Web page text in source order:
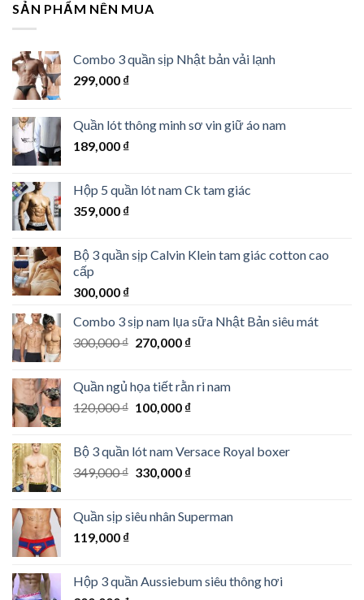
SẢN PHẨM NÊN MUA
Combo 3 quần sịp Nhật bản vải lạnh
299,000 ₫
Quần lót thông minh sơ vin giữ áo nam
189,000 ₫
Hộp 5 quần lót nam Ck tam giác
359,000 ₫
Bộ 3 quần sịp Calvin Klein tam giác cotton cao
cấp
300,000 ₫
Combo 3 sịp nam lụa sữa Nhật Bản siêu mát
300,000₫ Giá
300,000 ₫.
270,000 ₫Giá
là:
270,000 ₫.
Quần ngủ họa tiết rằn ri nam
120,000₫ Giá
120,000 ₫.
100,000 ₫Giá
là:
100,000 ₫.
Bộ 3 quần lót nam Versace Royal boxer
349,000₫ Giá
349,000 ₫.
330,000 ₫Giá
là:
Quần sịp siêu nhân Superman
119,000 ₫
Hộp 3 quần Aussiebum siêu thông hơi